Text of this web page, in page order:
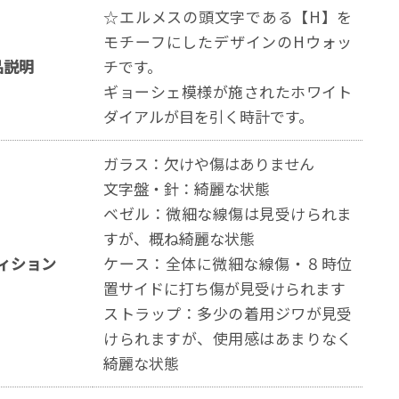
明
☆エルメスの頭文字である【H】を
モチーフにしたデザインのHウォッ
チです。
ギョーシェ模様が施されたホワイト
ダイアルが目を引く時計です。
ション
ガラス：欠けや傷はありません
文字盤・針：綺麗な状態
ベゼル：微細な線傷は見受けられま
すが、概ね綺麗な状態
ケース：全体に微細な線傷・８時位
置サイドに打ち傷が見受けられます
ストラップ：多少の着用ジワが見受
けられますが、使用感はあまりなく
綺麗な状態